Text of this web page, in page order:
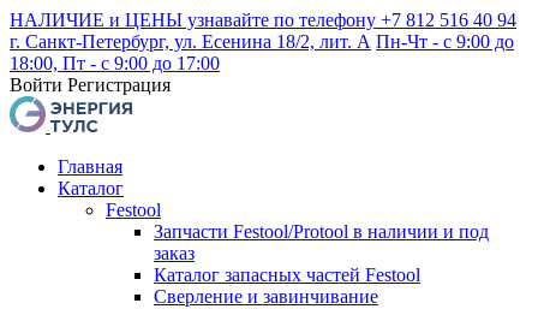
НАЛИЧИЕ и ЦЕНЫ узнавайте по телефону +7 812 516 40 94
г. Санкт-Петербург, ул. Есенина 18/2, лит. А Пн-Чт - с 9:00 до
18:00, Пт - с 9:00 до 17:00
Войти Регистрация
Главная
Каталог
Festool
Запчасти Festool/Protool в наличии и под
заказ
Каталог запасных частей Festool
Сверление и завинчивание